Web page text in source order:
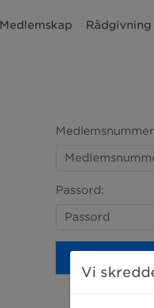
Medlemskap Rådgivning
Passord:
Vi